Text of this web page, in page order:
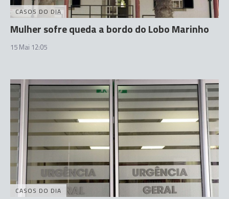
CASOS DO DIA
Mulher sofre queda a bordo do Lobo Marinho
15 Mai 12:05
CASOS DO DIA